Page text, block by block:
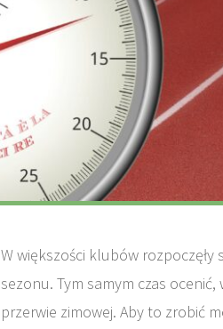
W większości klubów
sezonu. Tym samym czas
przerwie zimowej. Aby to zrobić